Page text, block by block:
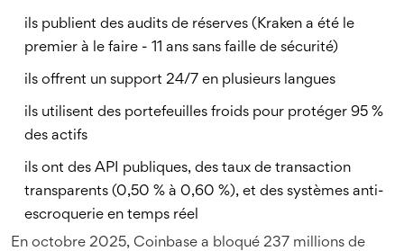
ils publient des audits de réserves (Kraken a été le
premier à le faire - 11 ans sans faille de sécurité)
ils offrent un support 24/7 en plusieurs langues
ils utilisent des portefeuilles froids pour protéger 95 %
des actifs
ils ont des API publiques, des taux de transaction
transparents (0,50 % à 0,60 %), et des systèmes anti-
escroquerie en temps réel
En octobre 2025, Coinbase a bloqué 237 millions de